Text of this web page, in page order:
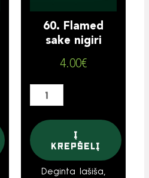
60. Flamed
sake nigiri
4.00€
Į
krepšelį
Deginta lašiša,